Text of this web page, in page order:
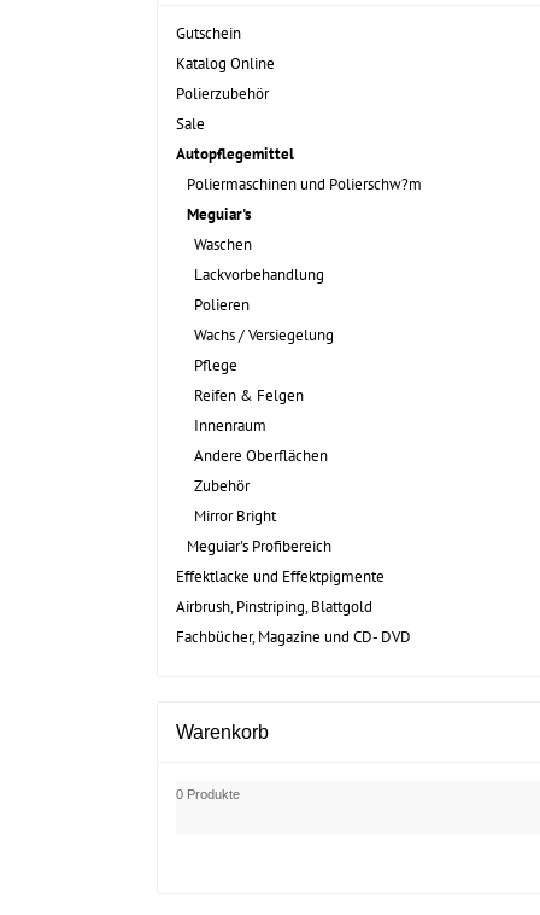
Gutschein
Katalog Online
Polierzubehör
Sale
Autopflegemittel
Poliermaschinen und Polierschw?m
Meguiar's
Waschen
Lackvorbehandlung
Polieren
Wachs / Versiegelung
Pflege
Reifen & Felgen
Innenraum
Andere Oberflächen
Zubehör
Mirror Bright
Meguiar's Profibereich
Effektlacke und Effektpigmente
Airbrush, Pinstriping, Blattgold
Fachbücher, Magazine und CD- DVD
Warenkorb
0 Produkte